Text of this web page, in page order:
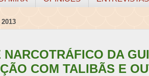
NARCOTRÁFICO DA
COM TALIBÃS E